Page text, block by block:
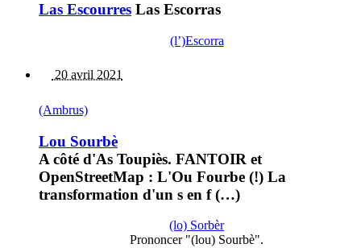
Las Escourres Las Escorras
(l’)Escorra
20 avril 2021
(Ambrus)
Lou Sourbè
A côté d'As Toupiès. FANTOIR et
OpenStreetMap : L'Ou Fourbe (!) La
transformation d'un s en f (…)
(lo) Sorbèr
Prononcer "(lou) Sourbè".